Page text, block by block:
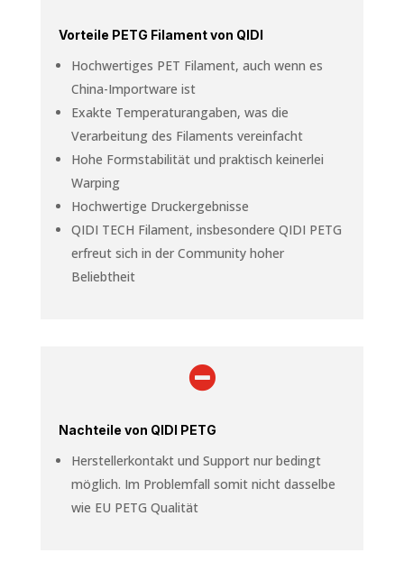
Vorteile PETG Filament von QIDI
Hochwertiges PET Filament, auch wenn es
China-Importware ist
Exakte Temperaturangaben, was die
Verarbeitung des Filaments vereinfacht
Hohe Formstabilität und praktisch keinerlei
Warping
Hochwertige Druckergebnisse
QIDI TECH Filament, insbesondere QIDI PETG
erfreut sich in der Community hoher
Beliebtheit

Nachteile von QIDI PETG
Herstellerkontakt und Support nur bedingt
möglich. Im Problemfall somit nicht dasselbe
wie EU PETG Qualität